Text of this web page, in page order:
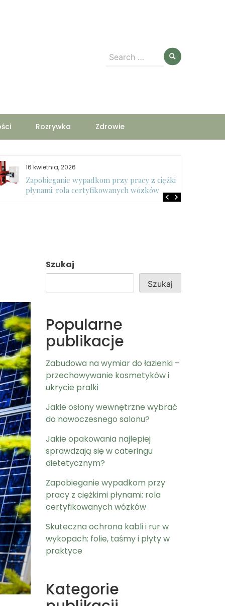
Search
Rozrywka Zdrowie
16 kwietnia, 2026
Zapobieganie wypadkom przy pracy z ciężkimi
płynami: rola certyfikowanych wózków
Szukaj
Szukaj
Popularne
publikacje
Zabudowa na wymiar do łazienki –
przechowywanie kosmetyków i
ukrycie pralki
Jakie osłony wewnętrzne wybrać
do nowoczesnego salonu?
Jakie opakowania najlepiej
sprawdzają się w cateringu
dietetycznym?
Zapobieganie wypadkom przy
pracy z ciężkimi płynami: rola
certyfikowanych wózków
Skuteczna ochrona kabli i rur w
wykopach: folie, taśmy i płyty w
praktyce
Kategorie